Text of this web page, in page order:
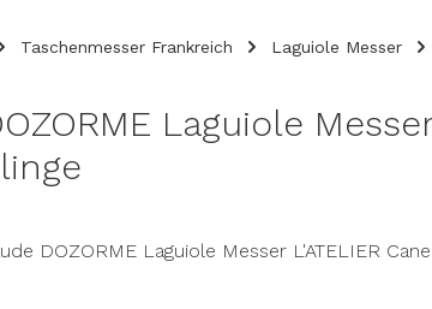
Taschenmesser Frankreich Laguiole Messer
Laguiole